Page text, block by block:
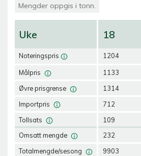
Mengder oppgis i tonn.
Uke
Noteringspris
Målpris
Øvre prisgrense
Importpris
Tollsats
Omsatt mengde
Totalmengde/sesong
18
1204
1133
1314
712
109
232
9903